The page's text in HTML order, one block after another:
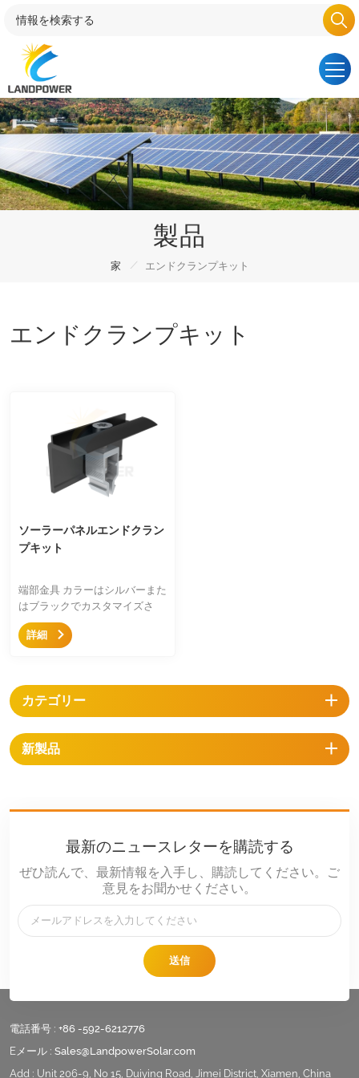
製品
家 / エンドクランプキット
エンドクランプキット
ソーラーパネルエンドクラン
プキット
端部金具 カラーはシルバーまた
はブラックでカスタマイズさ
れ、高強度アルミニウム 6005
T5 を使用し、シルバーと黒の
キットは 304 ステンレス鋼のク
リップで組み立てられていま
す。端部金具はほとんどのヨー
ロッパのソーラーマウントレー
ルと互換性があります。
詳細
カテゴリー
新製品
最新のニュースレターを購読する
ぜひ読んで、最新情報を入手し、購読してください。ご
意見をお聞かせください。
送信
電話番号 : +86 -592-6212776
Eメール : Sales@LandpowerSolar.com
Add : Unit 206-9, No 15, Duiying Road, Jimei District, Xiamen, China